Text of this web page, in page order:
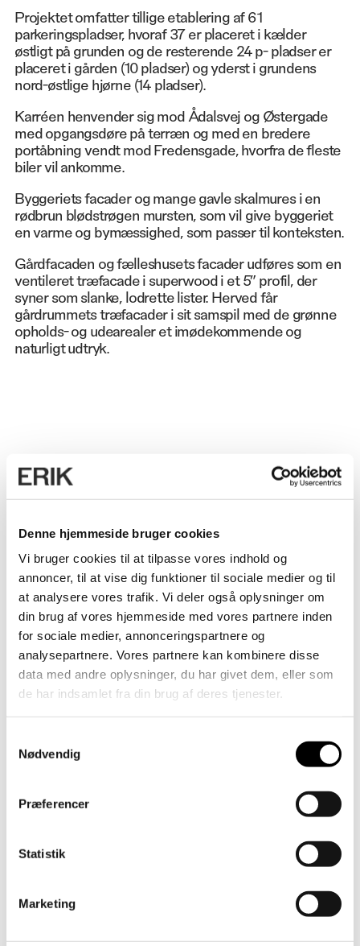
Denne hjemmeside bruger cookies
Vi bruger cookies til at tilpasse vores indhold og
annoncer, til at vise dig funktioner til sociale medier og til
at analysere vores trafik. Vi deler også oplysninger om
din brug af vores hjemmeside med vores partnere inden
for sociale medier, annonceringspartnere og
analysepartnere. Vores partnere kan kombinere disse
data med andre oplysninger, du har givet dem, eller som
de har indsamlet fra din brug af deres tjenester.
Nødvendig
Præferencer
Statistik
Marketing
Projektet omfatter tillige etablering af 61
parkeringspladser, hvoraf 37 er placeret i kælder
østligt på grunden og de resterende 24 p- pladser er
placeret i gården (10 pladser) og yderst i grundens
nord-østlige hjørne (14 pladser).
Karréen henvender sig mod Ådalsvej og Østergade
med opgangsdøre på terræn og med en bredere
portåbning vendt mod Fredensgade, hvorfra de fleste
biler vil ankomme.
Byggeriets facader og mange gavle skalmures i en
rødbrun blødstrøgen mursten, som vil give byggeriet
en varme og bymæssighed, som passer til konteksten.
Gårdfacaden og fælleshusets facader udføres som en
ventileret træfacade i superwood i et 5” profil, der
syner som slanke, lodrette lister. Herved får
gårdrummets træfacader i sit samspil med de grønne
opholds- og udearealer et imødekommende og
naturligt udtryk.
OMFANG
6.100 m²
ANVENDELSE
75 boliger
ADRESSE
Thorasdal, 8382 Hinnerup
BYGHERRE
AL2Bolig
SAMARBEJDSPARTNERE
Architecture A/S